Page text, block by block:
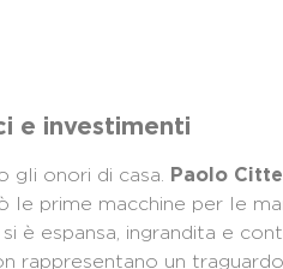
e investimenti
gli onori di casa. Paolo
prime macchine per le
è espansa, ingrandita e
rappresentano un